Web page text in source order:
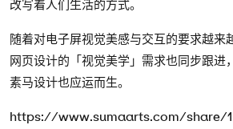
改写着人们生活的方式。
随着对电子屏视觉美感与交互的要求越来
网页设计的「视觉美学」需求也同步跟进，
素马设计也应运而生。
https://www.sumaarts.com/share/